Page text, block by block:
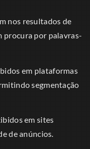
nos resultados de
procura por palavras-
em plataformas
segmentação
em sites
de anúncios.